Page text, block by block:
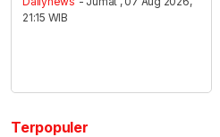
21:15 WIB
Terpopuler